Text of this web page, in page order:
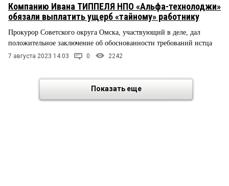
Компанию Ивана ТИППЕЛЯ НПО «Альфа-технолоджи»
обязали выплатить ущерб «тайному» работнику
Прокурор Советского округа Омска, участвующий в деле, дал
положительное заключение об обоснованности требований истца
7 августа 2023 14:03 0 2242
Показать еще